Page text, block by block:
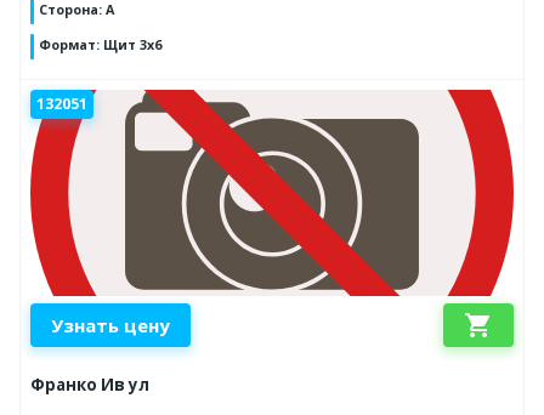
Сторона: A
Формат: Щит 3x6
132051
Узнать цену shopping_cart
Франко Ив ул